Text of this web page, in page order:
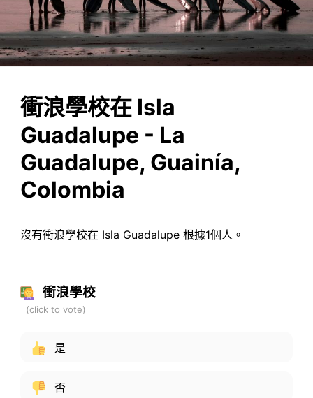
衝浪學校在 Isla
Guadalupe - La
Guadalupe, Guainía,
Colombia
沒有衝浪學校在 Isla Guadalupe 根據1個人。
衝浪學校
是
否